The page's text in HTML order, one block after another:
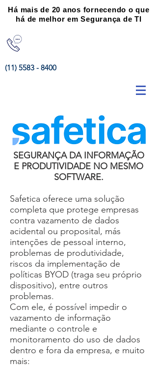
Há mais de 20 anos fornecendo o que
há de melhor em Segurança de TI
(11) 5583 - 8400
SEGURANÇA DA INFORMAÇÃO
E PRODUTIVIDADE NO MESMO
SOFTWARE.
Safetica oferece uma solução
completa que protege empresas
contra vazamento de dados
acidental ou proposital, más
intenções de pessoal interno,
problemas de produtividade,
riscos da implementação de
políticas BYOD (traga seu próprio
dispositivo), entre outros
problemas.
Com ele, é possível impedir o
vazamento de informação
mediante o controle e
monitoramento do uso de dados
dentro e fora da empresa, e muito
mais: